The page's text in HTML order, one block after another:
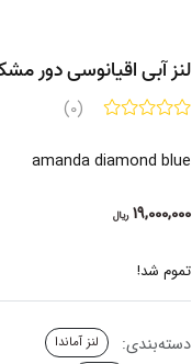
لنز آبی اقیانوسی دور
(0)
amanda diamond blue
19,000,000 ریال
تموم شد!
دسته‌بندی: لنز آماندا